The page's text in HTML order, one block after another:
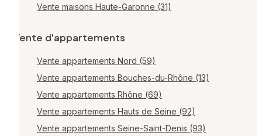
Vente maisons Haute-Garonne (31)
Vente d'appartements
Vente appartements Nord (59)
Vente appartements Bouches-du-Rhône (13)
Vente appartements Rhône (69)
Vente appartements Hauts de Seine (92)
Vente appartements Seine-Saint-Denis (93)